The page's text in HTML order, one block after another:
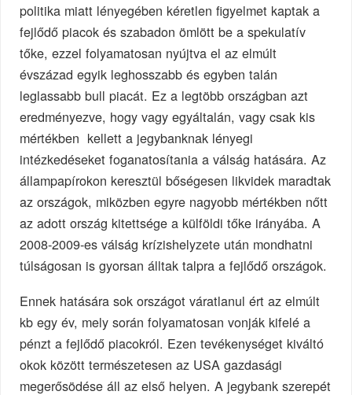
politika miatt lényegében kéretlen figyelmet kaptak a
fejlődő piacok és szabadon ömlött be a spekulatív
tőke, ezzel folyamatosan nyújtva el az elmúlt
évszázad egyik leghosszabb és egyben talán
leglassabb bull piacát. Ez a legtöbb országban azt
eredményezve, hogy vagy egyáltalán, vagy csak kis
mértékben kellett a jegybanknak lényegi
intézkedéseket foganatosítania a válság hatására. Az
állampapírokon keresztül bőségesen likvidek maradtak
az országok, miközben egyre nagyobb mértékben nőtt
az adott ország kitettsége a külföldi tőke irányába. A
2008-2009-es válság krízishelyzete után mondhatni
túlságosan is gyorsan álltak talpra a fejlődő országok.
Ennek hatására sok országot váratlanul ért az elmúlt
kb egy év, mely során folyamatosan vonják kifelé a
pénzt a fejlődő piacokról. Ezen tevékenységet kiváltó
okok között természetesen az USA gazdasági
megerősödése áll az első helyen. A jegybank szerepét